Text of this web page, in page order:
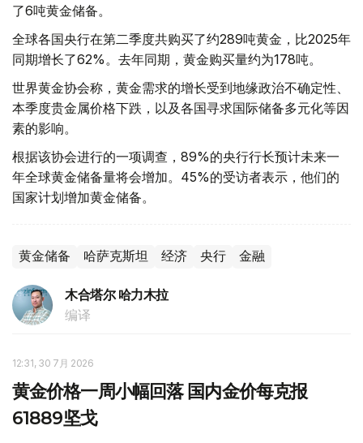
了6吨黄金储备。
全球各国央行在第二季度共购买了约289吨黄金，比2025年
同期增长了62%。去年同期，黄金购买量约为178吨。
世界黄金协会称，黄金需求的增长受到地缘政治不确定性、
本季度贵金属价格下跌，以及各国寻求国际储备多元化等因
素的影响。
根据该协会进行的一项调查，89%的央行行长预计未来一
年全球黄金储备量将会增加。45%的受访者表示，他们的
国家计划增加黄金储备。
黄金储备 哈萨克斯坦 经济 央行 金融
木合塔尔 哈力木拉
编译
12:31, 30 7月 2026
黄金价格一周小幅回落 国内金价每克报
61889坚戈